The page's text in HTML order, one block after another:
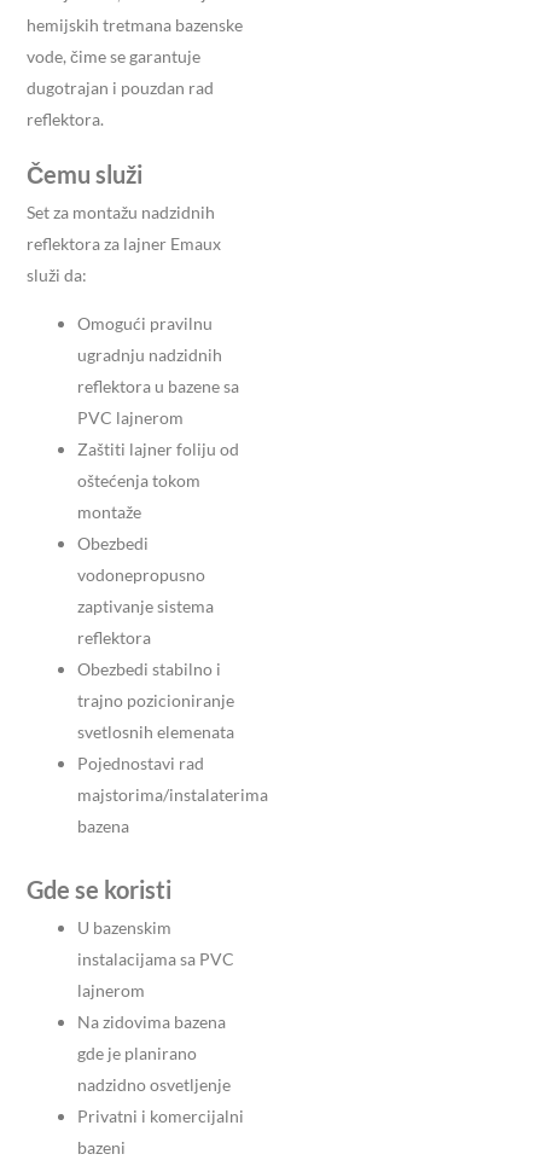
hemijskih tretmana bazenske
vode, čime se garantuje
dugotrajan i pouzdan rad
reflektora.
Čemu služi
Set za montažu nadzidnih
reflektora za lajner Emaux
služi da:
Omogući pravilnu
ugradnju nadzidnih
reflektora u bazene sa
PVC lajnerom
Zaštiti lajner foliju od
oštećenja tokom
montaže
Obezbedi
vodonepropusno
zaptivanje sistema
reflektora
Obezbedi stabilno i
trajno pozicioniranje
svetlosnih elemenata
Pojednostavi rad
majstorima/instalaterima
bazena
Gde se koristi
U bazenskim
instalacijama sa PVC
lajnerom
Na zidovima bazena
gde je planirano
nadzidno osvetljenje
Privatni i komercijalni
bazeni